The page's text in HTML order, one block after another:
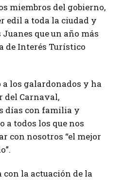
miembros del gobierno,
edil a toda la ciudad y
que un año más
de Interés Turístico
los galardonados y ha
Carnaval,
días con familia y
a todos los que nos
con nosotros “el mejor
con la actuación de la